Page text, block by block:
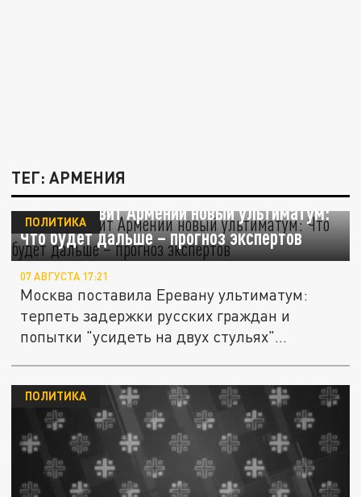
ТЕГ: АРМЕНИЯ
Россия ставит Армении новый ультиматум:
Что будет дальше – прогноз экспертов
ПОЛИТИКА
07 АВГУСТА 17:21
Москва поставила Еревану ультиматум:
терпеть задержки русских граждан и
попытки "усидеть на двух стульях"...
ПОЛИТИКА